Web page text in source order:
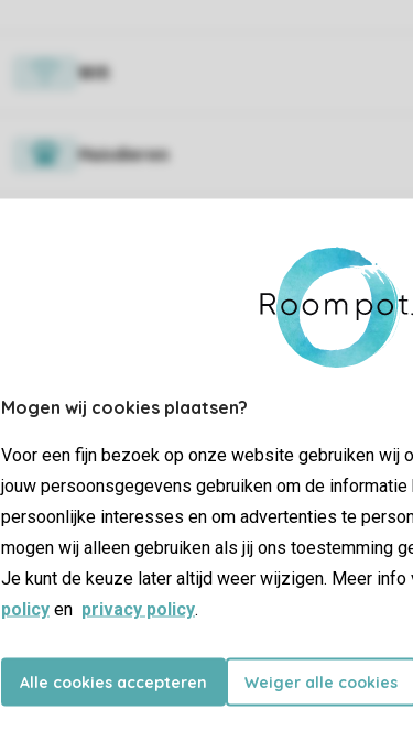
Mogen wij cookies plaatsen?
Voor een fijn bezoek op onze website gebruiken wij
jouw persoonsgegevens gebruiken om de
persoonlijke interesses en om advertenties te
mogen wij alleen gebruiken als jij ons toestemming
Je kunt de keuze later altijd weer wijzigen. Meer info
policy en privacy policy.
Alle cookies accepteren Weiger alle cookies
Wifi
Huisdieren